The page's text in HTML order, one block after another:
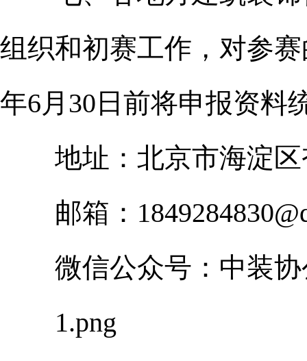
组织和初赛工作，对参
年6月30日前将申报资料
地址：北京市海淀区
邮箱：1849284830@
微信公众号：中装协
1.png